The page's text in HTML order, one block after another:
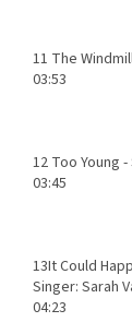
11 The
03:53
12 Too Young
03:45
13It Could
Singer: Sarah
04:23